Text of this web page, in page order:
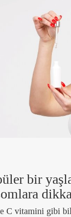
bir
C vitamini gibi